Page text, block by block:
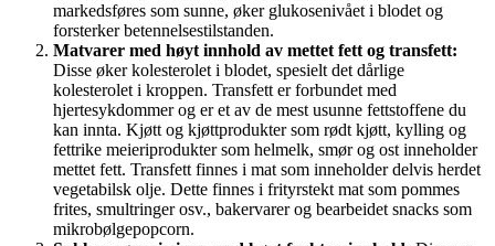
markedsføres som sunne, øker glukosenivået i blodet og
forsterker betennelsestilstanden.
Matvarer med høyt innhold av mettet fett og transfett:
Disse øker kolesterolet i blodet, spesielt det dårlige
kolesterolet i kroppen. Transfett er forbundet med
hjertesykdommer og er et av de mest usunne fettstoffene du
kan innta. Kjøtt og kjøttprodukter som rødt kjøtt, kylling og
fettrike meieriprodukter som helmelk, smør og ost inneholder
mettet fett. Transfett finnes i mat som inneholder delvis herdet
vegetabilsk olje. Dette finnes i frityrstekt mat som pommes
frites, smultringer osv., bakervarer og bearbeidet snacks som
mikrobølgepopcorn.